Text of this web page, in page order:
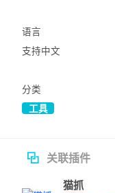
新增“多文件下载时间间
修复当启用插件接管
问题；
修复不能下载除了第
语言
支持中文
分类
工具
关联插件
猫抓